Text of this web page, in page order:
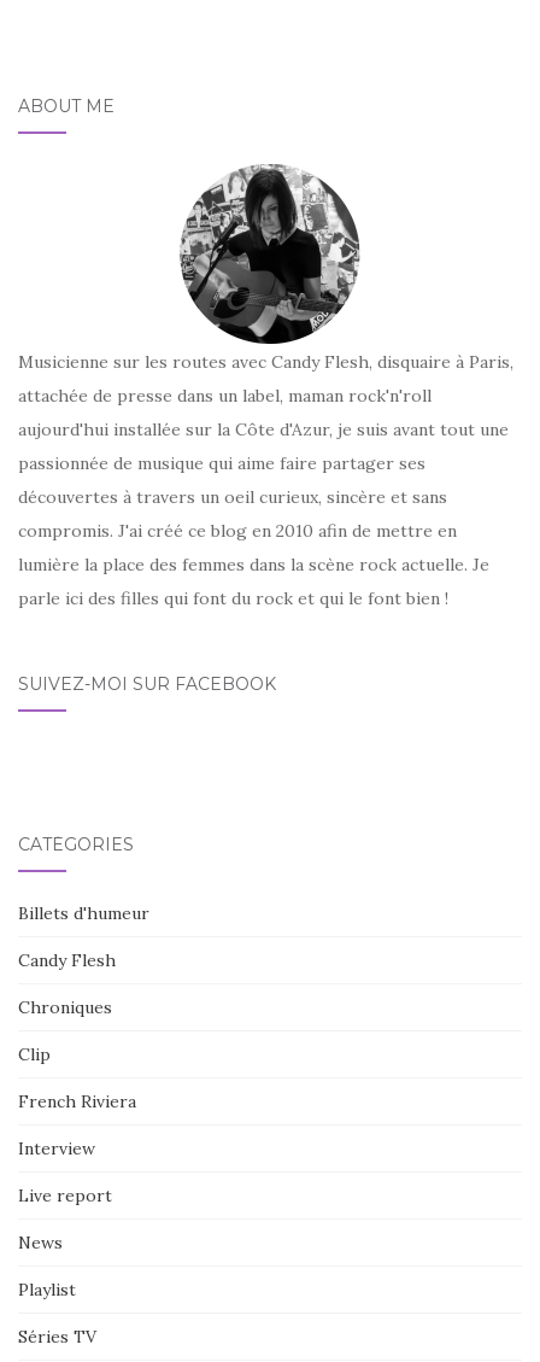
ABOUT ME
Musicienne sur les routes avec Candy Flesh, disquaire à Paris,
attachée de presse dans un label, maman rock'n'roll
aujourd'hui installée sur la Côte d'Azur, je suis avant tout une
passionnée de musique qui aime faire partager ses
découvertes à travers un oeil curieux, sincère et sans
compromis. J'ai créé ce blog en 2010 afin de mettre en
lumière la place des femmes dans la scène rock actuelle. Je
parle ici des filles qui font du rock et qui le font bien !
SUIVEZ-MOI SUR FACEBOOK
CATÉGORIES
Billets d'humeur
Candy Flesh
Chroniques
Clip
French Riviera
Interview
Live report
News
Playlist
Séries TV